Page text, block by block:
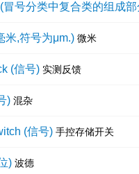
冒号分类中复合类的组成部
米,符号为μm.) 微米
(信号) 实测反馈
) 混杂
(信号) 手控存储开关
) 波德